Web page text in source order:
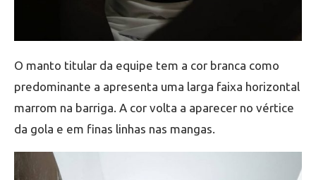
O manto titular da equipe tem a cor branca como
predominante a apresenta uma larga faixa horizontal
marrom na barriga. A cor volta a aparecer no vértice
da gola e em finas linhas nas mangas.